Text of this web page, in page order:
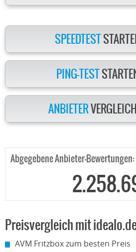
SPEEDTEST
PING-TEST
ANBIETER
Abgegebene Anbieter-Bewertungen:
Preisvergleich mit
AVM Fritzbox zum besten Preis